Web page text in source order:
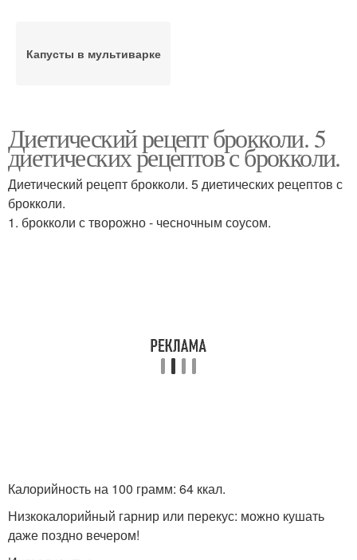
Капусты в мультиварке
Диетический рецепт брокколи. 5
диетических рецептов с брокколи.
Диетический рецепт брокколи. 5 диетических рецептов с
брокколи.
1. брокколи с творожно - чесночным соусом.
Калорийность на 100 грамм: 64 ккал.
Низкокалорийный гарнир или перекус: можно кушать
даже поздно вечером!